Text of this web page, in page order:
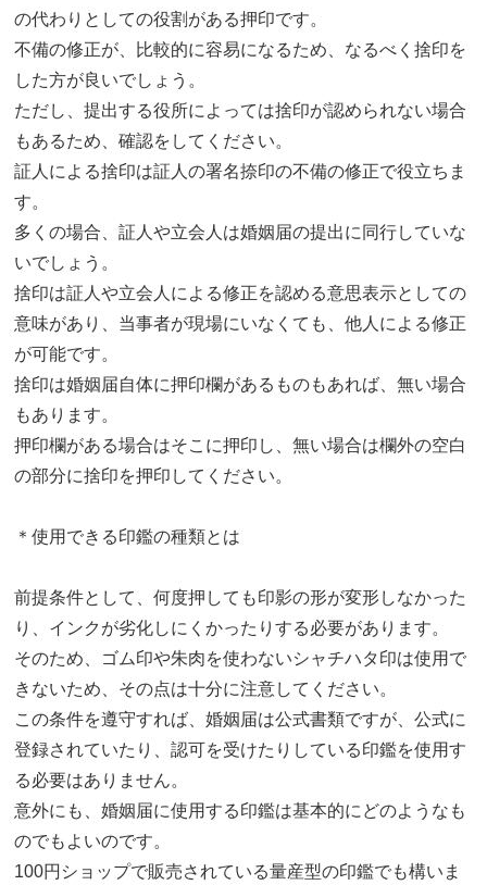
の代わりとしての役割がある押印です。
不備の修正が、比較的に容易になるため、なるべく捨印を
した方が良いでしょう。
ただし、提出する役所によっては捨印が認められない場合
もあるため、確認をしてください。
証人による捨印は証人の署名捺印の不備の修正で役立ちま
す。
多くの場合、証人や立会人は婚姻届の提出に同行していな
いでしょう。
捨印は証人や立会人による修正を認める意思表示としての
意味があり、当事者が現場にいなくても、他人による修正
が可能です。
捨印は婚姻届自体に押印欄があるものもあれば、無い場合
もあります。
押印欄がある場合はそこに押印し、無い場合は欄外の空白
の部分に捨印を押印してください。
＊使用できる印鑑の種類とは
前提条件として、何度押しても印影の形が変形しなかった
り、インクが劣化しにくかったりする必要があります。
そのため、ゴム印や朱肉を使わないシャチハタ印は使用で
きないため、その点は十分に注意してください。
この条件を遵守すれば、婚姻届は公式書類ですが、公式に
登録されていたり、認可を受けたりしている印鑑を使用す
る必要はありません。
意外にも、婚姻届に使用する印鑑は基本的にどのようなも
のでもよいのです。
100円ショップで販売されている量産型の印鑑でも構いま